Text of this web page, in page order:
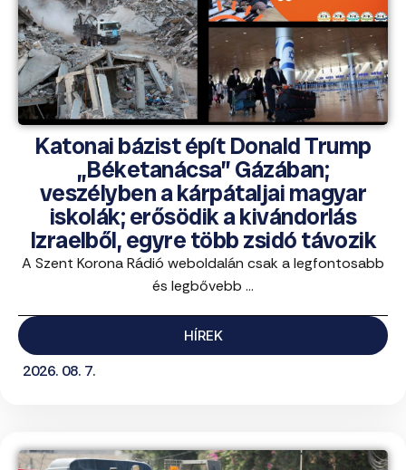
Katonai bázist épít Donald Trump
„Béketanácsa” Gázában;
veszélyben a kárpátaljai magyar
iskolák; erősödik a kivándorlás
Izraelből, egyre több zsidó távozik
A Szent Korona Rádió weboldalán csak a legfontosabb
és legbővebb ...
HÍREK
2026. 08. 7.